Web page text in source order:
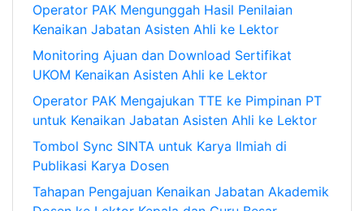
Operator PAK Mengunggah Hasil Penilaian
Kenaikan Jabatan Asisten Ahli ke Lektor
Monitoring Ajuan dan Download Sertifikat
UKOM Kenaikan Asisten Ahli ke Lektor
Operator PAK Mengajukan TTE ke Pimpinan PT
untuk Kenaikan Jabatan Asisten Ahli ke Lektor
Tombol Sync SINTA untuk Karya Ilmiah di
Publikasi Karya Dosen
Tahapan Pengajuan Kenaikan Jabatan Akademik